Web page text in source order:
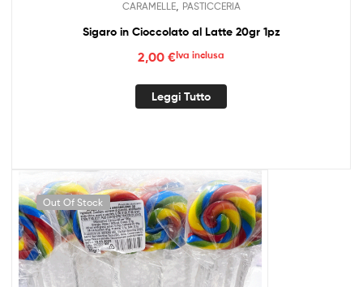
CARAMELLE, PASTICCERIA
Sigaro in Cioccolato al Latte 20gr 1pz
2,00 €Iva inclusa
Leggi Tutto
Out Of Stock